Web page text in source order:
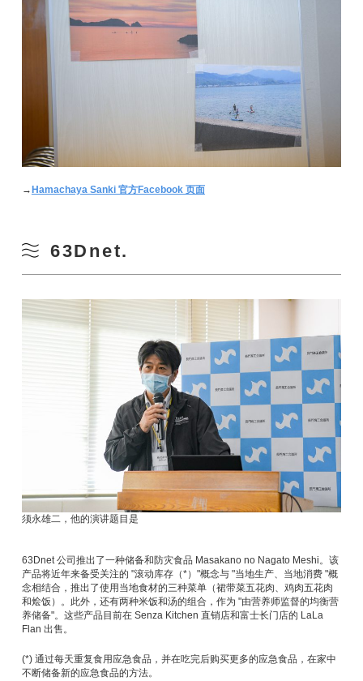
→ Hamachaya Sanki 官方Facebook 页面
63Dnet.
须永雄二，他的演讲题目是
63Dnet 公司推出了一种储备和防灾食品 Masakano no Nagato Meshi。该
产品将近年来备受关注的 "滚动库存（*）"概念与 "当地生产、当地消费 "概
念相结合，推出了使用当地食材的三种菜单（裙带菜五花肉、鸡肉五花肉
和烩饭）。此外，还有两种米饭和汤的组合，作为 "由营养师监督的均衡营
养储备"。这些产品目前在 Senza Kitchen 直销店和富士长门店的 LaLa
Flan 出售。
(*) 通过每天重复食用应急食品，并在吃完后购买更多的应急食品，在家中
不断储备新的应急食品的方法。